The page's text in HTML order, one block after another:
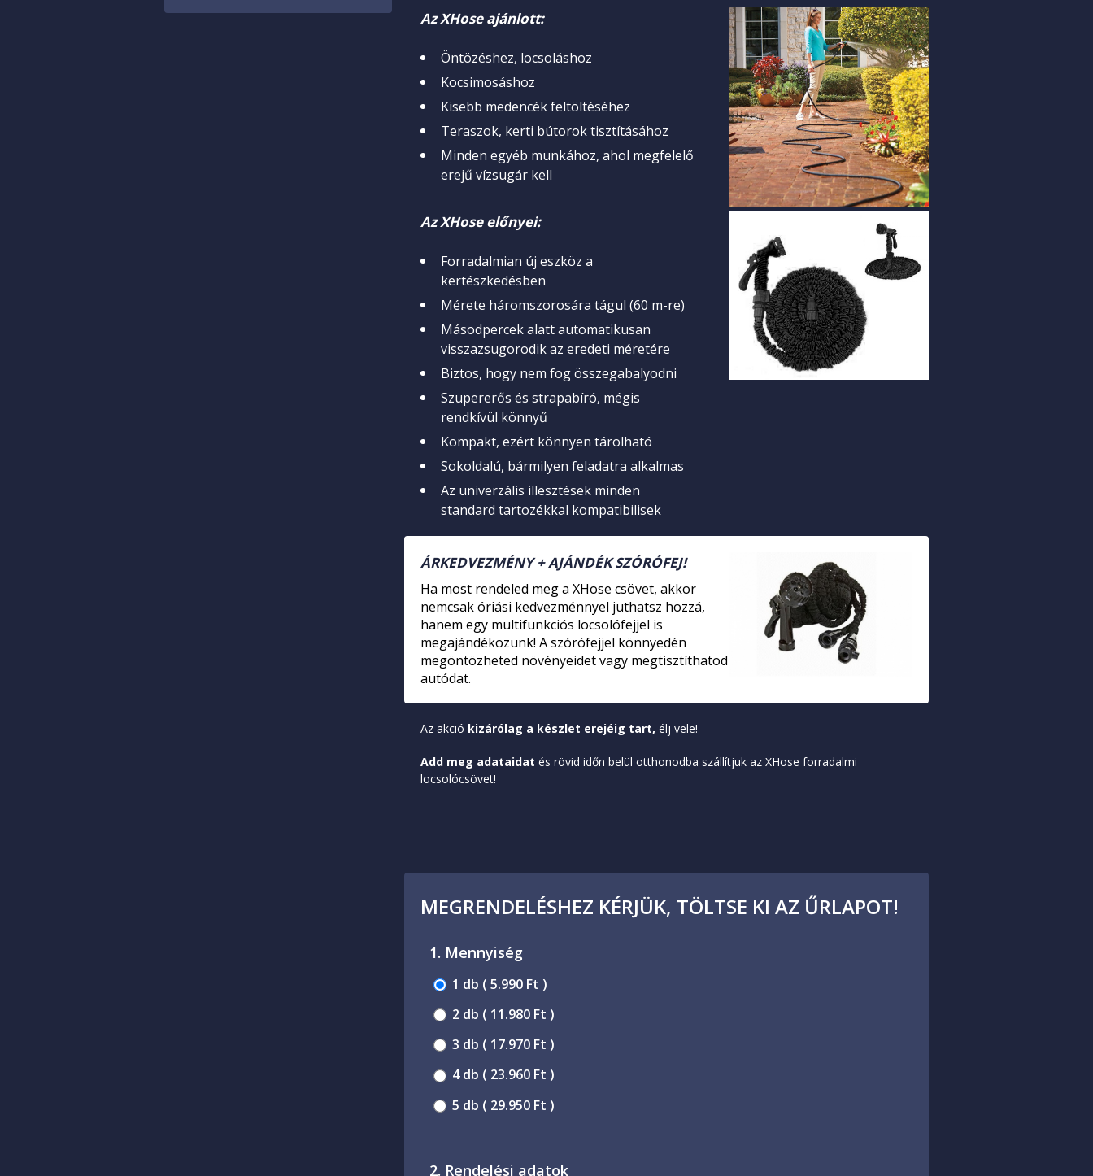
Az XHose ajánlott:
Öntözéshez, locsoláshoz
Kocsimosáshoz
Kisebb medencék feltöltéséhez
Teraszok, kerti bútorok tisztításához
Minden egyéb munkához, ahol megfelelő
erejű vízsugár kell
Az XHose előnyei:
Forradalmian új eszköz a
kertészkedésben
Mérete háromszorosára tágul (60 m-re)
Másodpercek alatt automatikusan
visszazsugorodik az eredeti méretére
Biztos, hogy nem fog összegabalyodni
Szupererős és strapabíró, mégis
rendkívül könnyű
Kompakt, ezért könnyen tárolható
Sokoldalú, bármilyen feladatra alkalmas
Az univerzális illesztések minden
standard tartozékkal kompatibilisek
ÁRKEDVEZMÉNY + AJÁNDÉK SZÓRÓFEJ!
Ha most rendeled meg a XHose csövet, akkor
nemcsak óriási kedvezménnyel juthatsz hozzá,
hanem egy multifunkciós locsolófejjel is
megajándékozunk! A szórófejjel könnyedén
megöntözheted növényeidet vagy megtisztíthatod
autódat.
Az akció kizárólag a készlet erejéig tart, élj vele!
Add meg adataidat és rövid időn belül otthonodba szállítjuk az XHose forradalmi
locsolócsövet!
MEGRENDELÉSHEZ KÉRJÜK, TÖLTSE KI AZ ŰRLAPOT!
1. Mennyiség
1 db ( 5.990 Ft )
2 db ( 11.980 Ft )
3 db ( 17.970 Ft )
4 db ( 23.960 Ft )
5 db ( 29.950 Ft )
2. Rendelési adatok